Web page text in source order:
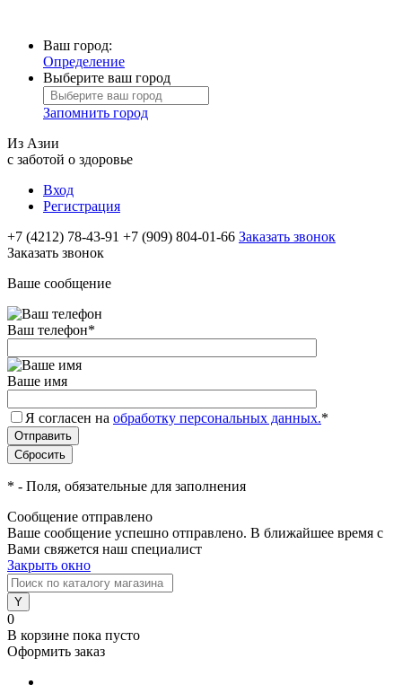
Ваш город:
Определение
Выберите ваш город
Запомнить город
Из Азии
с заботой о здоровье
Вход
Регистрация
+7 (4212) 78-43-91 +7 (909) 804-01-66 Заказать звонок
Заказать звонок
Ваше сообщение
Ваш телефон*
Ваше имя
Я согласен на обработку персональных данных.*
* - Поля, обязательные для заполнения
Сообщение отправлено
Ваше сообщение успешно отправлено. В ближайшее время с
Вами свяжется наш специалист
Закрыть окно
0
В корзине пока пусто
Оформить заказ